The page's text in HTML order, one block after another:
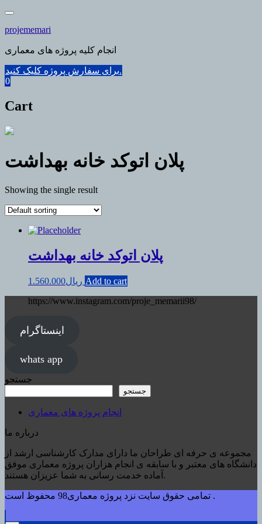
Skip
content
projememari
انجام کلیه پروژه های معماری
برای سفارش پروژه کلیک کنید.
0
Cart
پلان اتوکد خانه بهداشت
Showing the single result
پلان اتوکد خانه بهداشت
ریال1.560.000
Add to cart
https://www.instagram.com/proje_memarii98/
اینستاگرام
whats app
جستجو
جستجو
انجام پروژه های معماری
درباره ما
مجموعه ی حرفه ای طراحان ما دارای مدارک کارشناسی ارشد از
دانشگاه های معتبر و با سابقه ی انجام هزاران پروژه معماری موفق
آماده خدمت رسانی به شما عزیزان هستند.
تمامی حقوق سایت نزد پروژه معماری98 محفوظ است .